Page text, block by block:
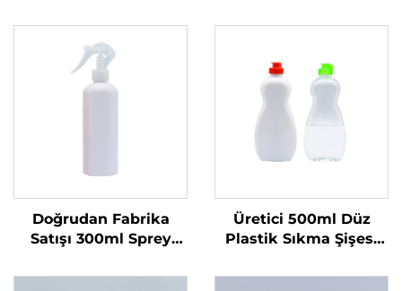
Doğrudan Fabrika
Satışı 300ml Sprey
Yuvarlak Omuzlu
Üretici 500ml Düz
Plastik Sıkma Şişesi
Logolu Bulaşık Sabunu